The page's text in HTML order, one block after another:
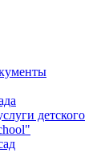
детского